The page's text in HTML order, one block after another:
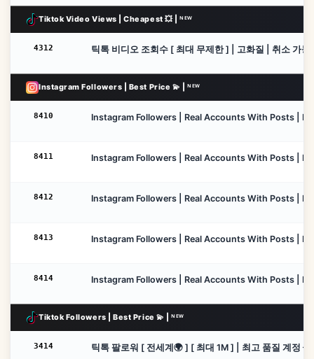
Tiktok Video Views | Cheapest 💥 | ᴺᴱᵂ
4312 틱톡 비디오 조회수 [ 최대 무제한 ] | 고화질 | 취소 가
Instagram Followers | Best Price 💫 | ᴺᴱᵂ
8410 Instagram Followers | Real Accounts With Posts |
8411 Instagram Followers | Real Accounts With Posts |
8412 Instagram Followers | Real Accounts With Posts |
8413 Instagram Followers | Real Accounts With Posts |
8414 Instagram Followers | Real Accounts With Posts |
Tiktok Followers | Best Price 💫 | ᴺᴱᵂ
3414 틱톡 팔로워 [ 전세계🌍 ] [ 최대 1M ] | 최고 품질 계정